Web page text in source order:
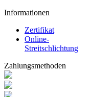
Informationen
Zertifikat
Online-
Streitschlichtung
Zahlungsmethoden